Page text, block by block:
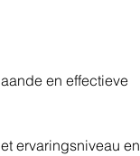
en effectieve
ervaringsniveau en